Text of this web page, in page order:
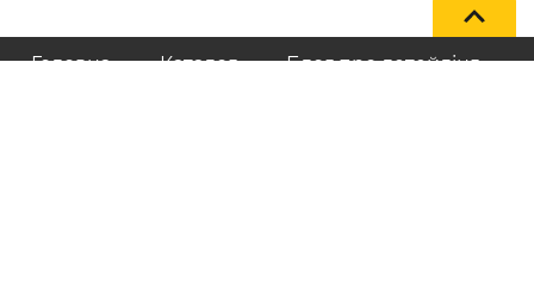
Головна Каталог Блог про детейлінг